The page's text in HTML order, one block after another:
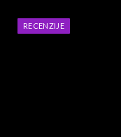
RECENZIJE